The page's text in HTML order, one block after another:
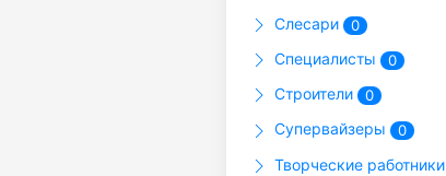
Слесари 0
Специалисты 0
Строители 0
Супервайзеры 0
Творческие работники